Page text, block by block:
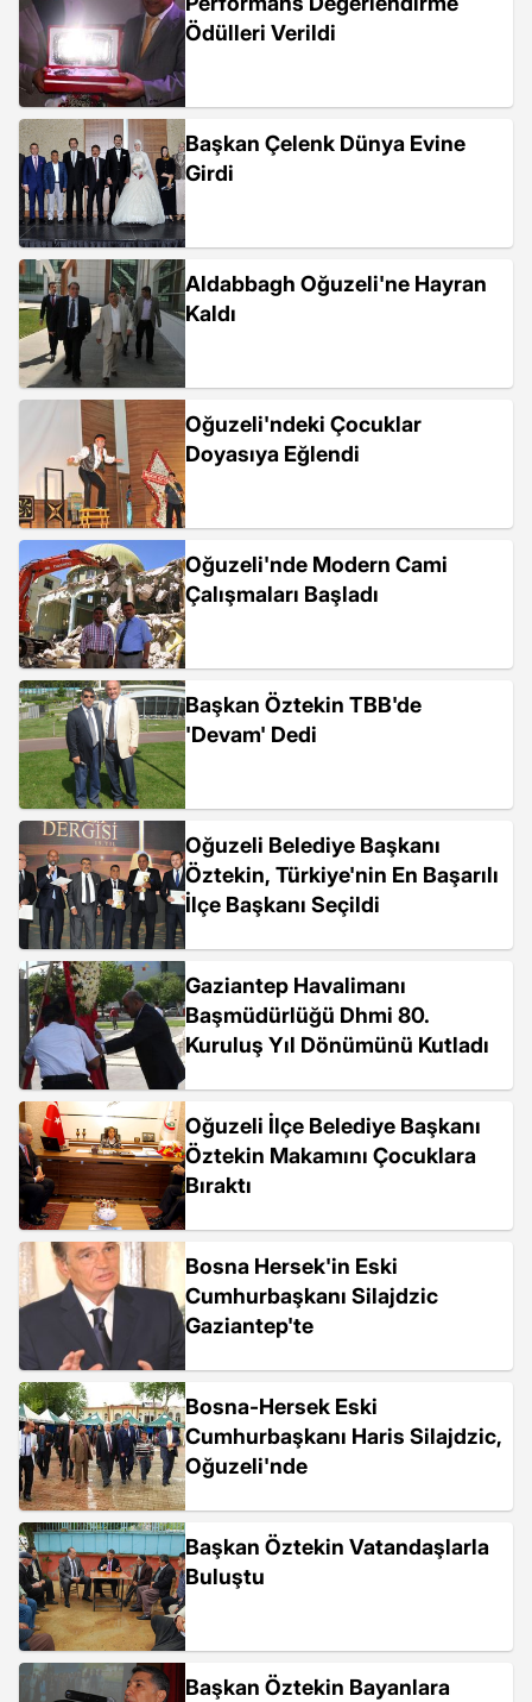
Ödülleri Verildi
Başkan Çelenk Dünya Evine
Girdi
Aldabbagh Oğuzeli'ne Hayran
Kaldı
Oğuzeli'ndeki Çocuklar
Doyasıya Eğlendi
Oğuzeli'nde Modern Cami
Çalışmaları Başladı
Başkan Öztekin TBB'de
'Devam' Dedi
Oğuzeli Belediye Başkanı
Öztekin, Türkiye'nin En Başarılı
İlçe Başkanı Seçildi
Gaziantep Havalimanı
Başmüdürlüğü Dhmi 80.
Kuruluş Yıl Dönümünü Kutladı
Oğuzeli İlçe Belediye Başkanı
Öztekin Makamını Çocuklara
Bıraktı
Bosna Hersek'in Eski
Cumhurbaşkanı Silajdzic
Gaziantep'te
Bosna-Hersek Eski
Cumhurbaşkanı Haris Silajdzic,
Oğuzeli'nde
Başkan Öztekin Vatandaşlarla
Buluştu
Başkan Öztekin Bayanlara